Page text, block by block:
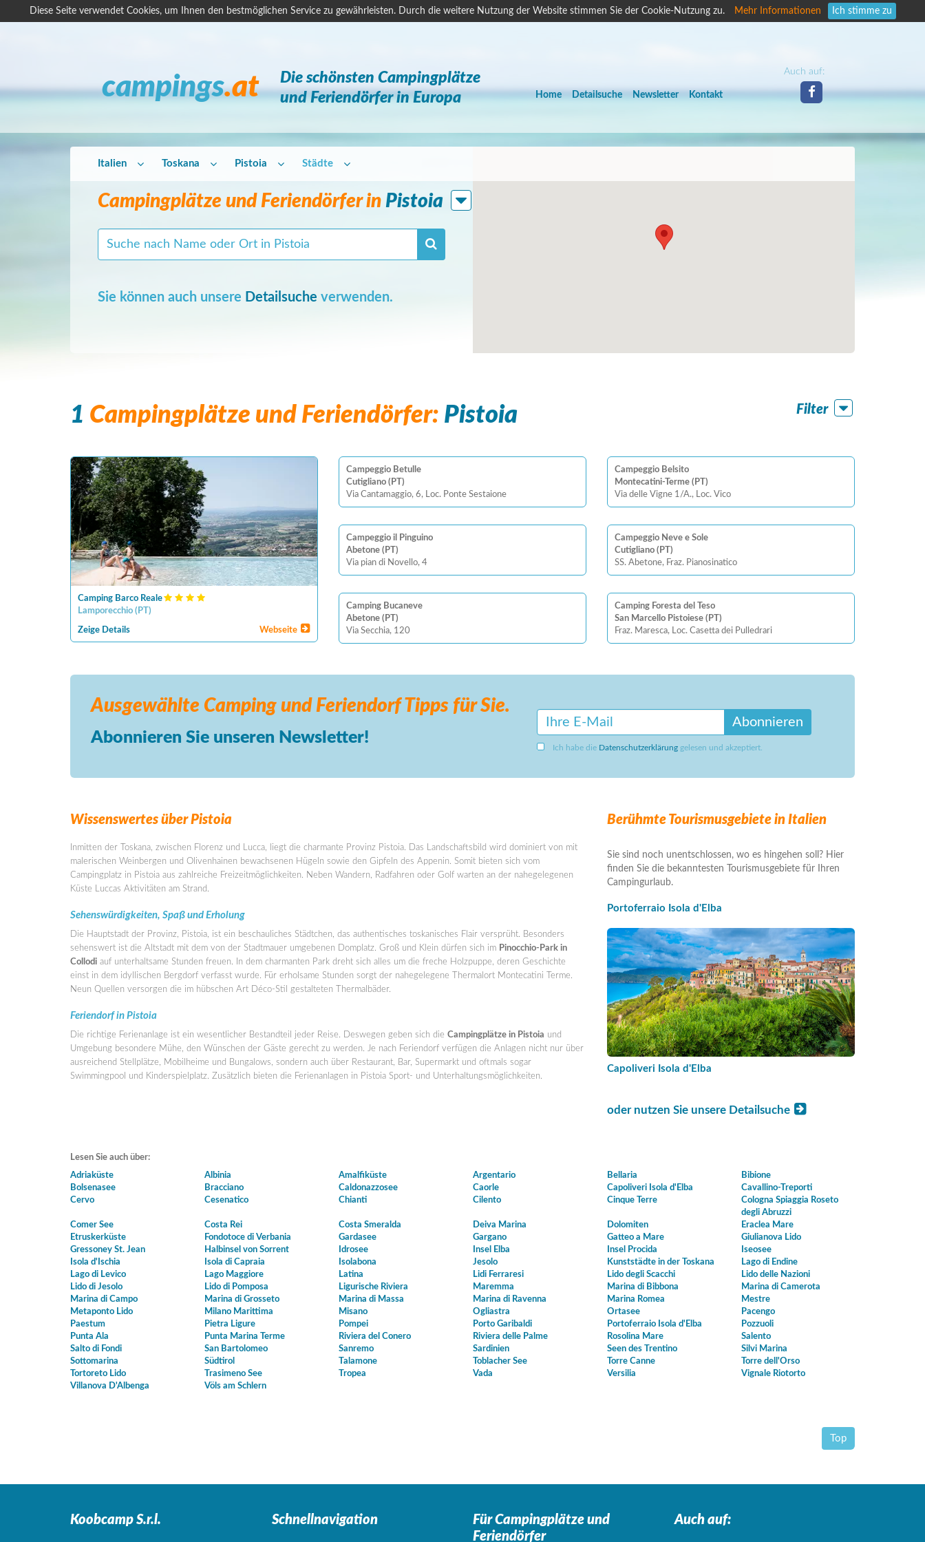
Diese Seite verwendet Cookies, um Ihnen den bestmöglichen Service zu gewährleisten. Durch die weitere Nutzung der Website stimmen Sie der Cookie-Nutzung zu. Mehr Informationen Ich stimme zu
campings.at
Die schönsten Campingplätze
und Feriendörfer in Europa
Home Detailsuche Newsletter Kontakt
Auch auf:
Campingplätze und Feriendörfer in Pistoia
Sie können auch unsere Detailsuche verwenden.
Italien Toskana Pistoia Städte
1 Campingplätze und Feriendörfer: Pistoia Filter
Camping Barco Reale
Lamporecchio ( PT)
Zeige Details Webseite
Campeggio Betulle
Cutigliano (PT)
Via Cantamaggio, 6, Loc. Ponte Sestaione
Campeggio Belsito
Montecatini-Terme (PT)
Via delle Vigne 1/A., Loc. Vico
Campeggio il Pinguino
Abetone (PT)
Via pian di Novello, 4
Campeggio Neve e Sole
Cutigliano (PT)
SS. Abetone, Fraz. Pianosinatico
Camping Bucaneve
Abetone (PT)
Via Secchia, 120
Camping Foresta del Teso
San Marcello Pistoiese (PT)
Fraz. Maresca, Loc. Casetta dei Pulledrari
Ausgewählte Camping und FeriendorfTipps für Sie.
Abonnieren Sie unseren Newsletter!
Abonnieren
Ich habe die Datenschutzerklärunggelesen und akzeptiert.
Wissenswertes über Pistoia
Inmitten der Toskana, zwischen Florenz und Lucca, liegt die charmante Provinz Pistoia. Das Landschaftsbild wird dominiert von mit
malerischen Weinbergen und Olivenhainen bewachsenen Hügeln sowie den Gipfeln des Appenin. Somit bieten sich vom
Campingplatz in Pistoia aus zahlreiche Freizeitmöglichkeiten. Neben Wandern, Radfahren oder Golf warten an der nahegelegenen
Küste Luccas Aktivitäten am Strand.
Sehenswürdigkeiten, Spaß und Erholung
Die Hauptstadt der Provinz, Pistoia, ist ein beschauliches Städtchen, das authentisches toskanisches Flair versprüht. Besonders
sehenswert ist die Altstadt mit dem von der Stadtmauer umgebenen Domplatz. Groß und Klein dürfen sich im Pinocchio-Park in
Collodi auf unterhaltsame Stunden freuen. In dem charmanten Park dreht sich alles um die freche Holzpuppe, deren Geschichte
einst in dem idyllischen Bergdorf verfasst wurde. Für erholsame Stunden sorgt der nahegelegene Thermalort Montecatini Terme.
Neun Quellen versorgen die im hübschen Art Déco-Stil gestalteten Thermalbäder.
Feriendorf in Pistoia
Die richtige Ferienanlage ist ein wesentlicher Bestandteil jeder Reise. Deswegen geben sich die Campingplätze in Pistoia und
Umgebung besondere Mühe, den Wünschen der Gäste gerecht zu werden. Je nach Feriendorf verfügen die Anlagen nicht nur über
ausreichend Stellplätze, Mobilheime und Bungalows, sondern auch über Restaurant, Bar, Supermarkt und oftmals sogar
Swimmingpool und Kinderspielplatz. Zusätzlich bieten die Ferienanlagen in Pistoia Sport- und Unterhaltungsmöglichkeiten.
Berühmte Tourismusgebiete in Italien
Sie sind noch unentschlossen, wo es hingehen soll? Hier
finden Sie die bekanntesten Tourismusgebiete für Ihren
Campingurlaub.
Portoferraio Isola d'Elba
Capoliveri Isola d'Elba
oder nutzen Sie unsere Detailsuche
Lesen Sie auch über:
Adriaküste
Albinia Amalfiküste Argentario Bellaria
Bibione
Bolsenasee
Bracciano Caldonazzosee Caorle Capoliveri Isola d'Elba
Cavallino-Treporti
Cervo
Cesenatico Chianti Cilento Cinque Terre
Cologna Spiaggia Roseto
degli Abruzzi
Comer See
Costa Rei Costa Smeralda Deiva Marina Dolomiten
Eraclea Mare
Etruskerküste
Fondotoce di Verbania Gardasee Gargano Gatteo a Mare
Giulianova Lido
Gressoney St. Jean
Halbinsel von Sorrent Idrosee Insel Elba Insel Procida
Iseosee
Isola d'Ischia
Isola di Capraia Isolabona Jesolo Kunststädte in der Toskana
Lago di Endine
Lago di Levico
Lago Maggiore Latina Lidi Ferraresi Lido degli Scacchi
Lido delle Nazioni
Lido di Jesolo
Lido di Pomposa Ligurische Riviera Maremma Marina di Bibbona
Marina di Camerota
Marina di Campo
Marina di Grosseto Marina di Massa Marina di Ravenna Marina Romea
Mestre
Metaponto Lido
Milano Marittima Misano Ogliastra Ortasee
Pacengo
Paestum
Pietra Ligure Pompei Porto Garibaldi Portoferraio Isola d'Elba
Pozzuoli
Punta Ala
Punta Marina Terme Riviera del Conero Riviera delle Palme Rosolina Mare
Salento
Salto di Fondi
San Bartolomeo Sanremo Sardinien Seen des Trentino
Silvi Marina
Sottomarina
Südtirol Talamone Toblacher See Torre Canne
Torre dell'Orso
Tortoreto Lido
Trasimeno See Tropea Vada Versilia
Vignale Riotorto
Villanova D'Albenga
Völs am Schlern
Top
Koobcamp S.r.l. Schnellnavigation Für Campingplätze und
Feriendörfer
Auch auf: